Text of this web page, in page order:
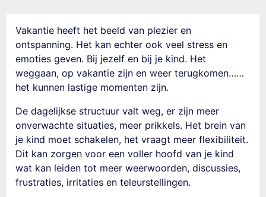
Vakantie heeft het beeld van plezier en
ontspanning. Het kan echter ook veel stress en
emoties geven. Bij jezelf en bij je kind. Het
weggaan, op vakantie zijn en weer terugkomen……
het kunnen lastige momenten zijn.
De dagelijkse structuur valt weg, er zijn meer
onverwachte situaties, meer prikkels. Het brein van
je kind moet schakelen, het vraagt meer flexibiliteit.
Dit kan zorgen voor een voller hoofd van je kind
wat kan leiden tot meer weerwoorden, discussies,
frustraties, irritaties en teleurstellingen.